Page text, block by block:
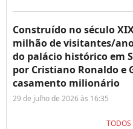
Construído no século
milhão de visitantes/
do palácio histórico em
por Cristiano Ronaldo e
casamento milionário
29 de julho de 2026 às 16:35
TODOS